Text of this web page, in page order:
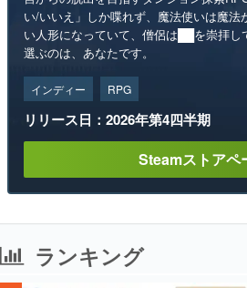
い/いいえ」しか喋れず、魔法使いは魔法
い人形になっていて、僧侶は██を崇拝し
選ぶのは、あなたです。
インディー RPG
リリース日：2026年第4四半期
Steamストアペ
ランキング